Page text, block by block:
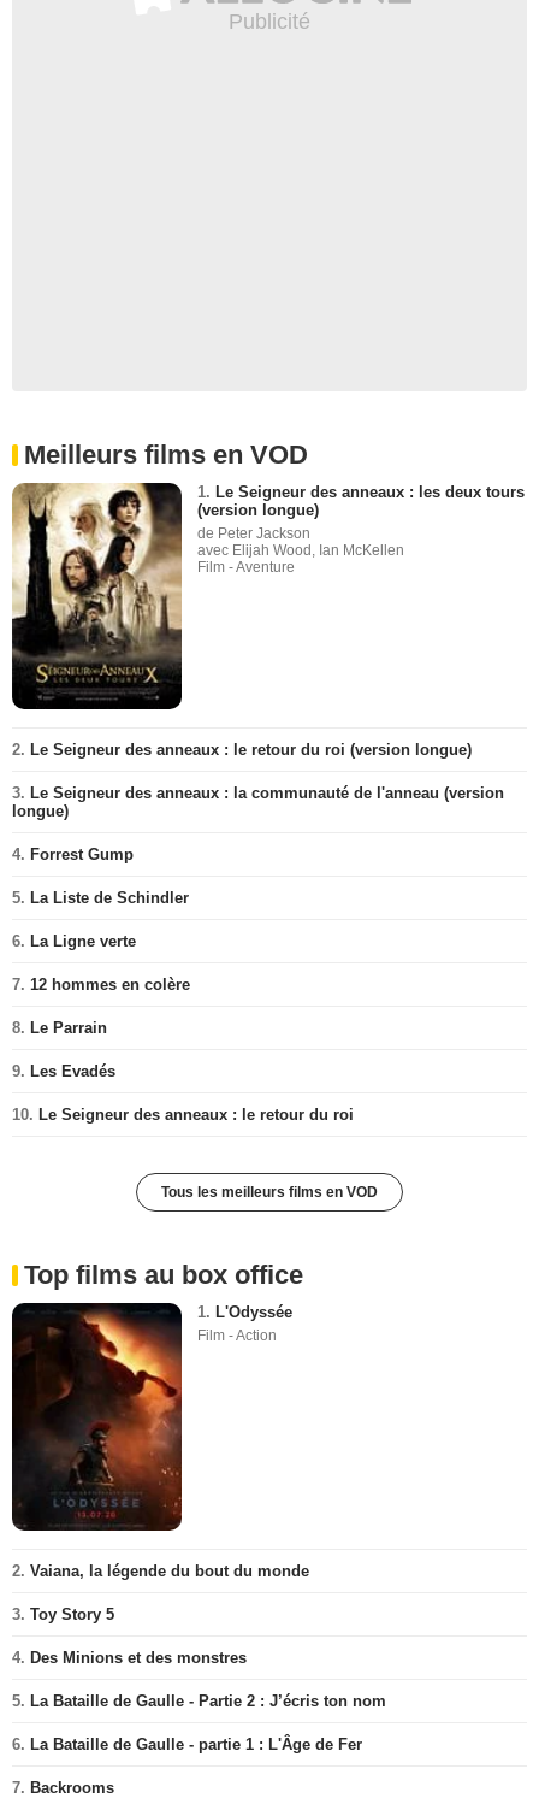
Meilleurs films en VOD
1. Le Seigneur des anneaux : les deux tours
(version longue)
de Peter Jackson
avec Elijah Wood, Ian McKellen
Film - Aventure
2. Le Seigneur des anneaux : le retour du roi (version longue)
3. Le Seigneur des anneaux : la communauté de l'anneau (version
longue)
4. Forrest Gump
5. La Liste de Schindler
6. La Ligne verte
7. 12 hommes en colère
8. Le Parrain
9. Les Evadés
10. Le Seigneur des anneaux : le retour du roi
Tous les meilleurs films en VOD
Top films au box office
1. L'Odyssée
Film - Action
2. Vaiana, la légende du bout du monde
3. Toy Story 5
4. Des Minions et des monstres
5. La Bataille de Gaulle - Partie 2 : J’écris ton nom
6. La Bataille de Gaulle - partie 1 : L'Âge de Fer
7. Backrooms